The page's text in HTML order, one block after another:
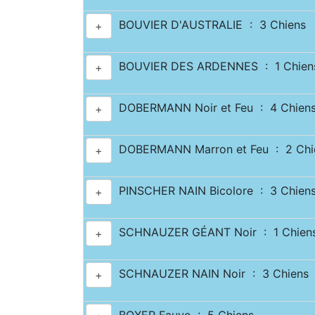
+ BOUVIER D'AUSTRALIE : 3 Chiens
+ BOUVIER DES ARDENNES : 1
+ DOBERMANN Noir et Feu : 4
+ DOBERMANN Marron et Feu : 2
+ PINSCHER NAIN Bicolore : 3
+ SCHNAUZER GÉANT Noir : 1
+ SCHNAUZER NAIN Noir : 3 Chiens